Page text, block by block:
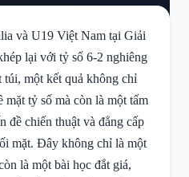
và U19 Việt Nam tại Giải
lại với tỷ số 6-2 nghiêng
một kết quả không chỉ
mặt tỷ số mà còn là một tấm
đề chiến thuật và đẳng cấp
mặt. Đây không chỉ là một
là một bài học đắt giá,